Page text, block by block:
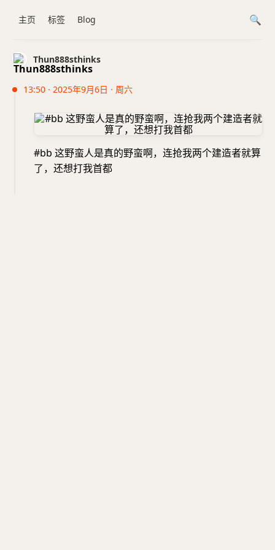
Thun888sthinks
13:50 · 2025年9月6日 · 周六
#bb 这野蛮人是真的野蛮啊，连抢我两个建造者就算
了，还想打我首都
主页 标签 Blog